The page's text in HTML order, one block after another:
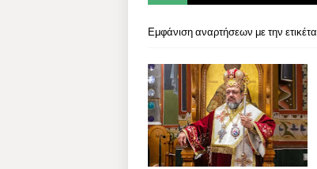
Εμφάνιση αναρτήσεων με την ετικέτα